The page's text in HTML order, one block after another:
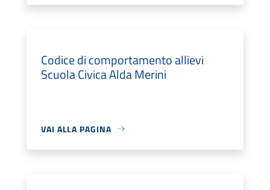
Codice di comportamento allievi
Scuola Civica Alda Merini
VAI ALLA PAGINA